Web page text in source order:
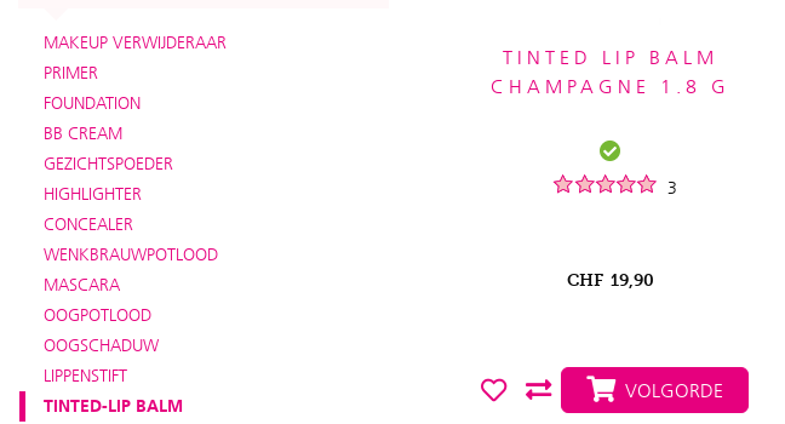
MAKEUP VERWIJDERAAR
PRIMER
FOUNDATION
BB CREAM
GEZICHTSPOEDER
HIGHLIGHTER
CONCEALER
WENKBRAUWPOTLOOD
MASCARA
OOGPOTLOOD
OOGSCHADUW
LIPPENSTIFT
TINTED-LIP BALM
TINTED LIP BALM
CHAMPAGNE 1.8 G
3
CHF 19,90
VOLGORDE